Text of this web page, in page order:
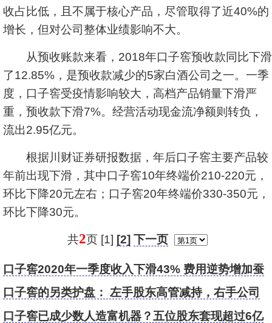
收占比低，且不属于核心产品，尽管取得了近40%的
增长，但对公司整体业绩影响不大。
从预收账款来看，2018年口子窖预收款同比下滑
了12.85%，是预收款减少的5家白酒公司之一。一季
度，口子窖受疫情影响较大，高档产品销量下滑严
重，预收款下滑7%。经营活动现金流净额则转负，
流出2.95亿元。
根据川财证券研报数据，年后口子窖主要产品较
年前出现下滑，其中口子窖10年终端价210-220元，
环比下降20元左右；口子窖20年终端价330-350元，
环比下降30元。
共2页 [1] [2] 下一页
口子窖2020年一季度收入下滑43% 费用逆势增加蚕
食利润
口子窖的另类护盘： 左手股东高管减持，右手公司
抛股份回购方案
口子窖已成少数人造富机器？五位股东套现超过6亿